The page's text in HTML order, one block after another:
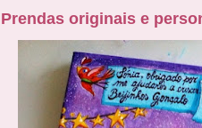
Prendas originais e